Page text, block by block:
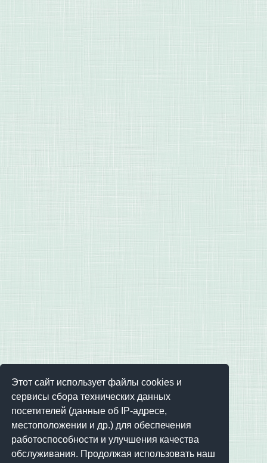
Этот сайт использует файлы cookies и
сервисы сбора технических данных
посетителей (данные об IP-адресе,
местоположении и др.) для обеспечения
работоспособности и улучшения качества
обслуживания. Продолжая использовать наш